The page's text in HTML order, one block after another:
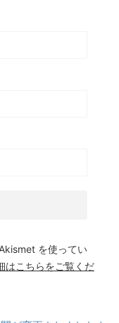
を使ってい
はこちらをご覧くだ